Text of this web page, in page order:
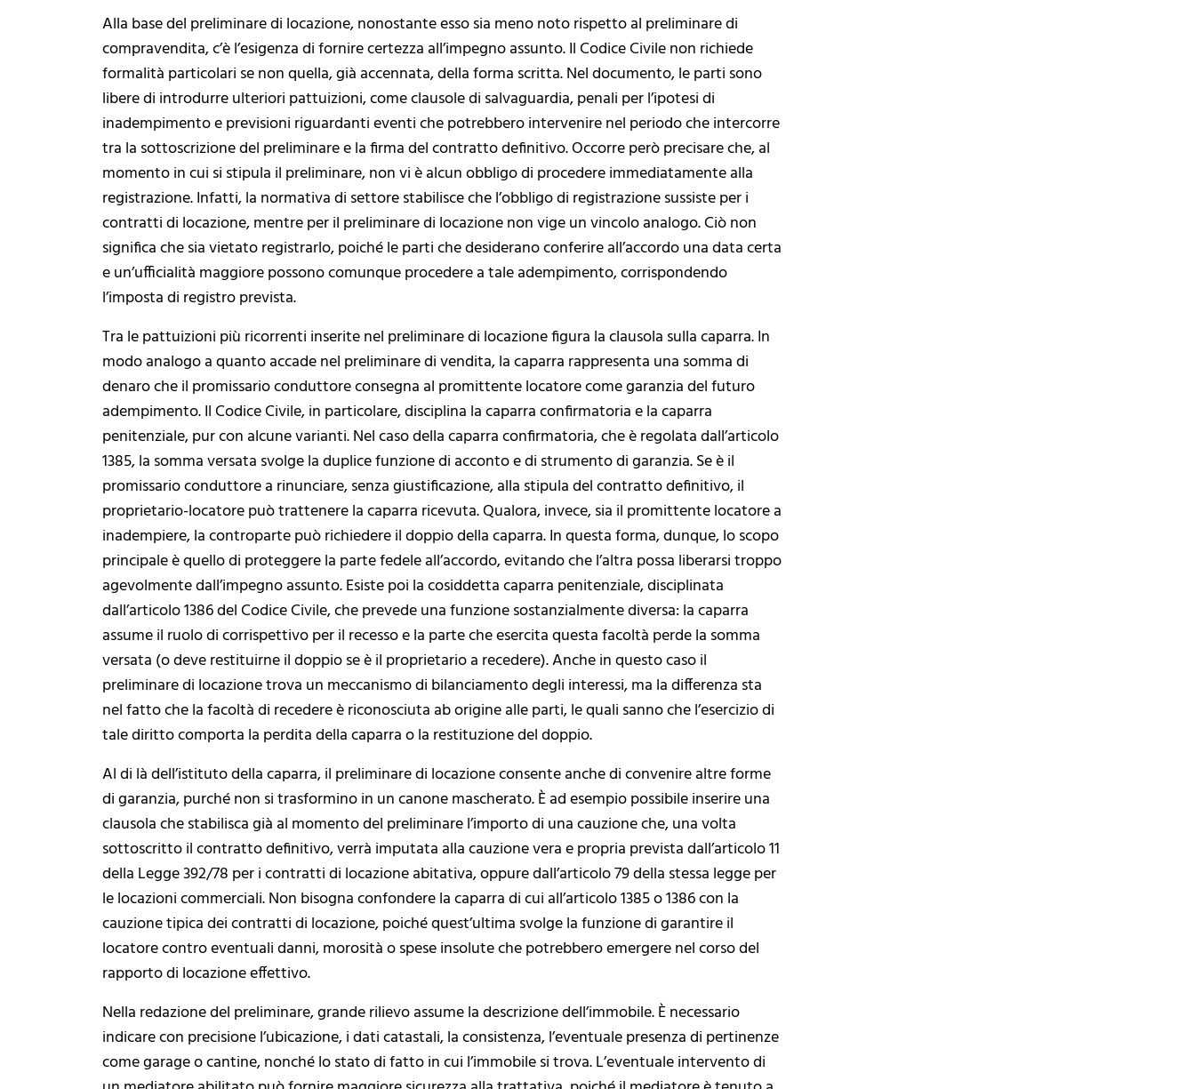
Alla base del preliminare di locazione, nonostante esso sia meno noto rispetto al preliminare di
compravendita, c’è l’esigenza di fornire certezza all’impegno assunto. Il Codice Civile non richiede
formalità particolari se non quella, già accennata, della forma scritta. Nel documento, le parti sono
libere di introdurre ulteriori pattuizioni, come clausole di salvaguardia, penali per l’ipotesi di
inadempimento e previsioni riguardanti eventi che potrebbero intervenire nel periodo che intercorre
tra la sottoscrizione del preliminare e la firma del contratto definitivo. Occorre però precisare che, al
momento in cui si stipula il preliminare, non vi è alcun obbligo di procedere immediatamente alla
registrazione. Infatti, la normativa di settore stabilisce che l’obbligo di registrazione sussiste per i
contratti di locazione, mentre per il preliminare di locazione non vige un vincolo analogo. Ciò non
significa che sia vietato registrarlo, poiché le parti che desiderano conferire all’accordo una data certa
e un’ufficialità maggiore possono comunque procedere a tale adempimento, corrispondendo
l’imposta di registro prevista.
Tra le pattuizioni più ricorrenti inserite nel preliminare di locazione figura la clausola sulla caparra. In
modo analogo a quanto accade nel preliminare di vendita, la caparra rappresenta una somma di
denaro che il promissario conduttore consegna al promittente locatore come garanzia del futuro
adempimento. Il Codice Civile, in particolare, disciplina la caparra confirmatoria e la caparra
penitenziale, pur con alcune varianti. Nel caso della caparra confirmatoria, che è regolata dall’articolo
1385, la somma versata svolge la duplice funzione di acconto e di strumento di garanzia. Se è il
promissario conduttore a rinunciare, senza giustificazione, alla stipula del contratto definitivo, il
proprietario-locatore può trattenere la caparra ricevuta. Qualora, invece, sia il promittente locatore a
inadempiere, la controparte può richiedere il doppio della caparra. In questa forma, dunque, lo scopo
principale è quello di proteggere la parte fedele all’accordo, evitando che l’altra possa liberarsi troppo
agevolmente dall’impegno assunto. Esiste poi la cosiddetta caparra penitenziale, disciplinata
dall’articolo 1386 del Codice Civile, che prevede una funzione sostanzialmente diversa: la caparra
assume il ruolo di corrispettivo per il recesso e la parte che esercita questa facoltà perde la somma
versata (o deve restituirne il doppio se è il proprietario a recedere). Anche in questo caso il
preliminare di locazione trova un meccanismo di bilanciamento degli interessi, ma la differenza sta
nel fatto che la facoltà di recedere è riconosciuta ab origine alle parti, le quali sanno che l’esercizio di
tale diritto comporta la perdita della caparra o la restituzione del doppio.
Al di là dell’istituto della caparra, il preliminare di locazione consente anche di convenire altre forme
di garanzia, purché non si trasformino in un canone mascherato. È ad esempio possibile inserire una
clausola che stabilisca già al momento del preliminare l’importo di una cauzione che, una volta
sottoscritto il contratto definitivo, verrà imputata alla cauzione vera e propria prevista dall’articolo 11
della Legge 392/78 per i contratti di locazione abitativa, oppure dall’articolo 79 della stessa legge per
le locazioni commerciali. Non bisogna confondere la caparra di cui all’articolo 1385 o 1386 con la
cauzione tipica dei contratti di locazione, poiché quest’ultima svolge la funzione di garantire il
locatore contro eventuali danni, morosità o spese insolute che potrebbero emergere nel corso del
rapporto di locazione effettivo.
Nella redazione del preliminare, grande rilievo assume la descrizione dell’immobile. È necessario
indicare con precisione l’ubicazione, i dati catastali, la consistenza, l’eventuale presenza di pertinenze
come garage o cantine, nonché lo stato di fatto in cui l’immobile si trova. L’eventuale intervento di